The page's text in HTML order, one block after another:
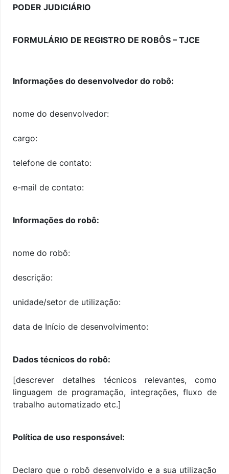
PODER JUDICIÁRIO
FORMULÁRIO DE REGISTRO DE ROBÔS – TJCE
Informações do desenvolvedor do robô:
nome do desenvolvedor:
cargo:
telefone de contato:
e-mail de contato:
Informações do robô:
nome do robô:
descrição:
unidade/setor de utilização:
data de Início de desenvolvimento:
Dados técnicos do robô:
[descrever detalhes técnicos relevantes, como
linguagem de programação, integrações, fluxo de
trabalho automatizado etc.]
Política de uso responsável:
Declaro que o robô desenvolvido e a sua utilização